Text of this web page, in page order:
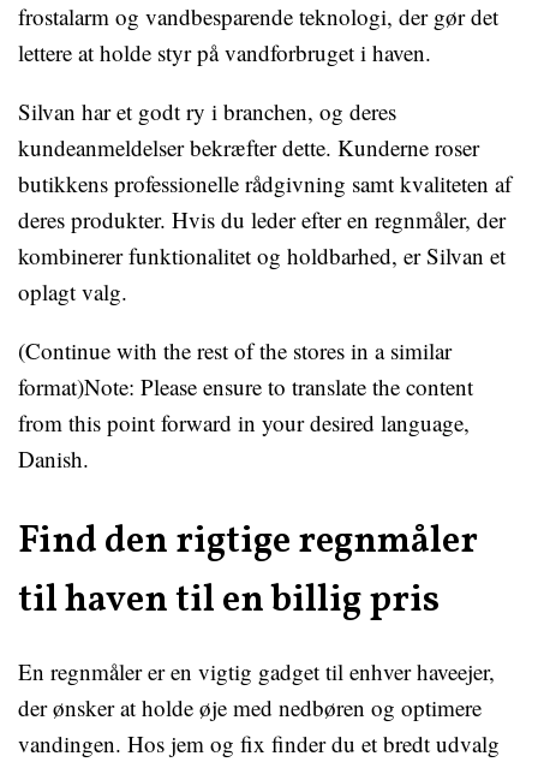
frostalarm og vandbesparende teknologi, der gør det
lettere at holde styr på vandforbruget i haven.
Silvan har et godt ry i branchen, og deres
kundeanmeldelser bekræfter dette. Kunderne roser
butikkens professionelle rådgivning samt kvaliteten af ​​
deres produkter. Hvis du leder efter en regnmåler, der
kombinerer funktionalitet og holdbarhed, er Silvan et
oplagt valg.
(Continue with the rest of the stores in a similar
format)Note: Please ensure to translate the content
from this point forward in your desired language,
Danish.
Find den rigtige regnmåler
til haven til en billig pris
En regnmåler er en vigtig gadget til enhver haveejer,
der ønsker at holde øje med nedbøren og optimere
vandingen. Hos jem og fix finder du et bredt udvalg